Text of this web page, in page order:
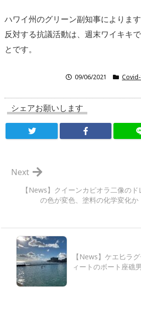
ハワイ州のグリーン副知事によりま
反対する抗議活動は、週末ワイキキ
とです。
09/06/2021
シェアお願いします
【News】クイーンカピオラ二像のド
の色が変色、塗料の化学変化か
Next
【News】ケエ匕ラ
ィートのボート座礁